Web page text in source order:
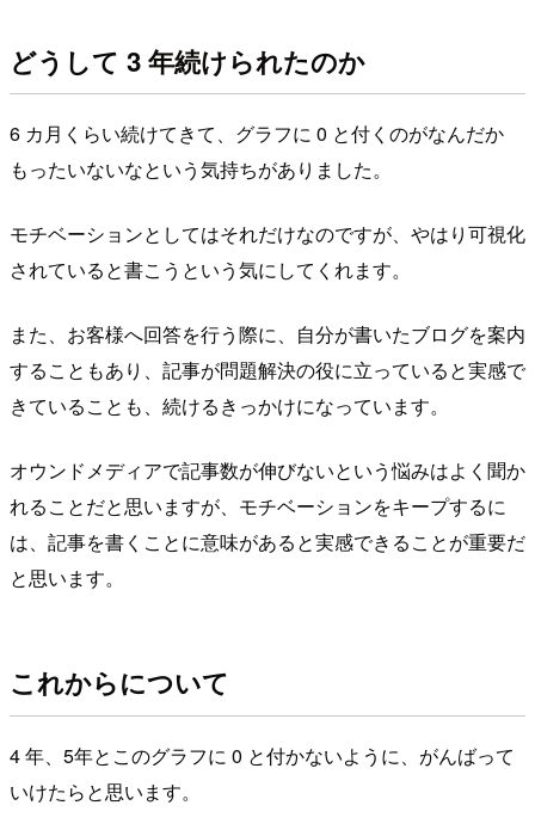
どうして 3 年続けられたのか
6 カ月くらい続けてきて、グラフに 0 と付くのがなんだか
もったいないなという気持ちがありました。
モチベーションとしてはそれだけなのですが、やはり可視化
されていると書こうという気にしてくれます。
また、お客様へ回答を行う際に、自分が書いたブログを案内
することもあり、記事が問題解決の役に立っていると実感で
きていることも、続けるきっかけになっています。
オウンドメディアで記事数が伸びないという悩みはよく聞か
れることだと思いますが、モチベーションをキープするに
は、記事を書くことに意味があると実感できることが重要だ
と思います。
これからについて
4 年、5年とこのグラフに 0 と付かないように、がんばって
いけたらと思います。